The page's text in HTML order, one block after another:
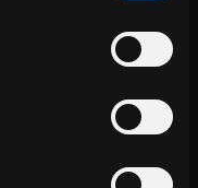
scanândul-l în mod
(amprentare)
la
secțiunea